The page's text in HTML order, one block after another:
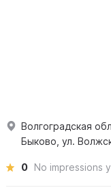
Волгоградская
Быково, ул.
0 No impressions